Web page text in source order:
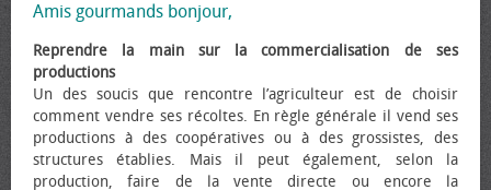
Amis gourmands bonjour,
Reprendre la main sur la commercialisation de ses
productions
Un des soucis que rencontre l’agriculteur est de choisir
comment vendre ses récoltes. En règle générale il vend ses
productions à des coopératives ou à des grossistes, des
structures établies. Mais il peut également, selon la
production, faire de la vente directe ou encore la